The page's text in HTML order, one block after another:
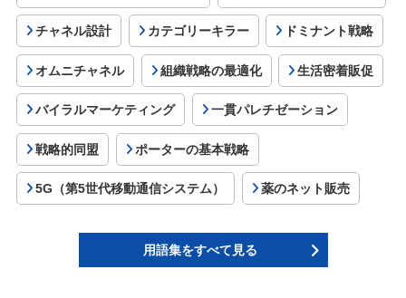
チャネル設計 カテゴリーキラー ドミナント戦略
オムニチャネル 組織戦略の最適化 生活密着販促
バイラルマーケティング 一貫パレチゼーション
戦略的同盟 ポーターの基本戦略
5G（第5世代移動通信システム） 薬のネット販売
用語集をすべて見る